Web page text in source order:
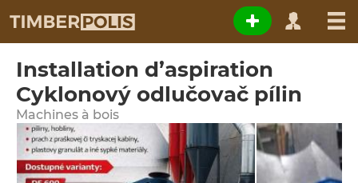
Installation d’aspiration
Cyklonový odlučovač pílin
Machines à bois